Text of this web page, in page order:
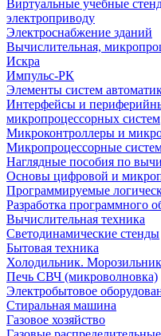
Виртуальные учебные
электроприводу
Электроснабжение зданий
Вычислительная,
Искра
Импульс-РК
Элементы систем
Интерфейсы и
микропроцессорных систем
Микроконтроллеры и
Микропроцессорные
Наглядные пособия по
Основы цифровой и
Программируемые
Разработка программного
Вычислительная техника
Светодинамические стенды
Бытовая техника
Холодильник. Морозильник
Печь СВЧ (микроволновка)
Электробытовое
Стиральная машина
Газовое хозяйство